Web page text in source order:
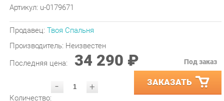
Производитель: Неизвестен
Последняя цена: 34 290 ₽
- ЗАКАЗАТЬ
УТОЧНИТЬ НАЛИЧИЕ